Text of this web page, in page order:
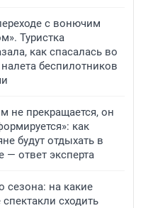
с вонючим
Туристка
как спасалась во
беспилотников
не прекращается, он
как
будут отдыхать в
— ответ эксперта
сезона: на какие
сходить